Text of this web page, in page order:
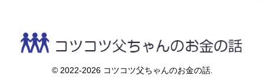
© 2022-2026 コツコツ父ちゃんのお金の話.